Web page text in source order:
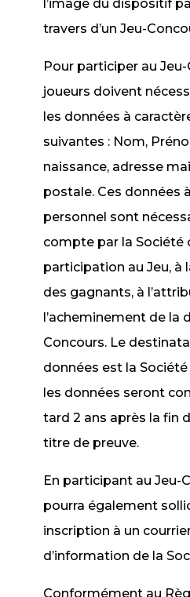
l’image du dispositif
travers d’un Jeu-
Pour participer au
joueurs doivent
les données à
suivantes : Nom,
naissance, adresse
postale. Ces données
personnel sont
compte par la Société
participation au Jeu, à
des gagnants, à
l’acheminement de la
Concours. Le
données est la
les données seront
tard 2 ans après la fin
titre de preuve.
En participant au Jeu-
pourra également
inscription à un
d’information de la
Conformément au